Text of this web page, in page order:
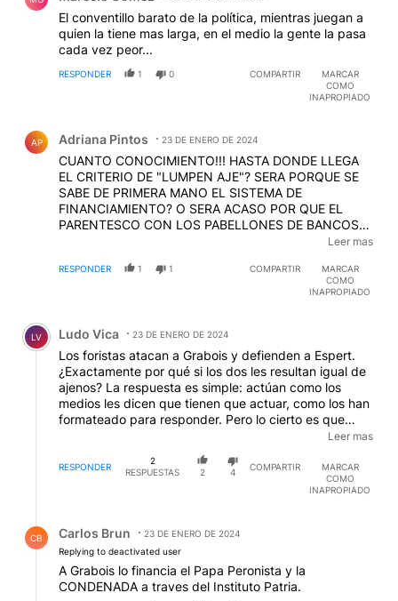
El conventillo barato de la política, mientras juegan a
quien la tiene mas larga, en el medio la gente la pasa
cada vez peor...
RESPONDER 1 0 COMPARTIR
MARCAR
COMO
INAPROPIADO
AP Adriana Pintos 23 DE ENERO DE 2024
CUANTO CONOCIMIENTO!!! HASTA DONDE LLEGA
EL CRITERIO DE "LUMPEN AJE"? SERA PORQUE SE
SABE DE PRIMERA MANO EL SISTEMA DE
FINANCIAMIENTO? O SERA ACASO POR QUE EL
PARENTESCO CON LOS PABELLONES DE BANCOS
IDONEIDAD A QUE LOS PALURDOS OPINEN?
Leer mas
RESPONDER 1 1 COMPARTIR
MARCAR
COMO
INAPROPIADO
Comentario de Ludo Vica.
LV Ludo Vica 23 DE ENERO DE 2024
Los foristas atacan a Grabois y defienden a Espert.
¿Exactamente por qué si los dos les resultan igual de
ajenos? La respuesta es simple: actúan como los
medios les dicen que tienen que actuar, como los han
formateado para responder. Pero lo cierto es que
Espert, tan blanco él, tan lejos de la pobreza, sí se
financió con el narco. ¿Y ahora, half hair?
Leer mas
RESPONDER
2
RESPUESTAS
2 4
COMPARTIR
MARCAR
COMO
INAPROPIADO
CB Carlos Brun
23 DE ENERO DE 2024
Replying to deactivated user
A Grabois lo financia el Papa Peronista y la
CONDENADA a traves del Instituto Patria.